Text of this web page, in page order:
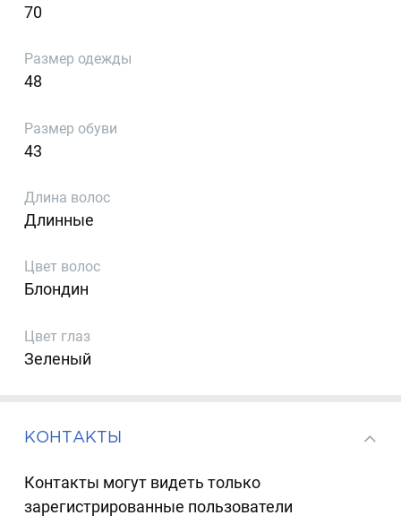
70
Размер одежды
48
Размер обуви
43
Длина волос
Длинные
Цвет волос
Блондин
Цвет глаз
Зеленый
КОНТАКТЫ
Контакты могут видеть только
зарегистрированные пользователи